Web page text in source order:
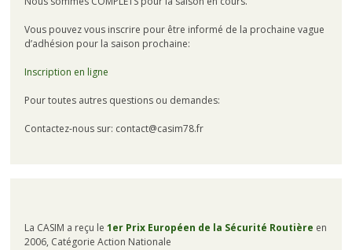
Vous pouvez vous inscrire pour être informé de la prochaine vague
d’adhésion pour la saison prochaine:
Inscription en ligne
Pour toutes autres questions ou demandes:
Contactez-nous sur: contact@casim78.fr
La CASIM a reçu le 1er Prix Européen de la Sécurité Routière en
2006, Catégorie Action Nationale